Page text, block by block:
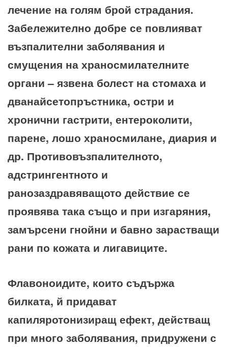
лечение на голям брой страдания.
Забележително добре се повлияват
възпалителни заболявания и
смущения на храносмилателните
органи – язвена болест на стомаха и
дванайсетопръстника, остри и
хронични гастрити, ентероколити,
парене, лошо храносмилане, диария и
др. Противовъзпалителното,
адстрингентното и
ранозаздравяващото действие се
проявява така също и при изгаряния,
замърсени гнойни и бавно зарастващи
рани по кожата и лигавиците.
Флавоноидите, които съдържа
билката, й придават
капиляротонизиращ ефект, действащ
при много заболявания, придружени с